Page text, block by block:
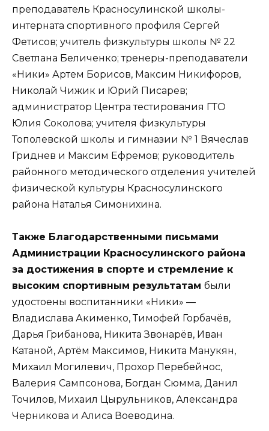
преподаватель Красносулинской школы-
интерната спортивного профиля Сергей
Фетисов; учитель физкультуры школы № 22
Светлана Беличенко; тренеры-преподаватели
«Ники» Артем Борисов, Максим Никифоров,
Николай Чижик и Юрий Писарев;
администратор Центра тестирования ГТО
Юлия Соколова; учителя физкультуры
Тополевской школы и гимназии № 1 Вячеслав
Гриднев и Максим Ефремов; руководитель
районного методического отделения учителей
физической культуры Красносулинского
района Наталья Симонихина.
Также Благодарственными письмами
Администрации Красносулинского района
за достижения в спорте и стремление к
высоким спортивным результатам были
удостоены воспитанники «Ники» —
Владислава Акименко, Тимофей Горбачёв,
Дарья Грибанова, Никита Звонарёв, Иван
Катаной, Артём Максимов, Никита Манукян,
Михаил Могилевич, Прохор Перебейнос,
Валерия Сампсонова, Богдан Сюмма, Данил
Точилов, Михаил Цырульников, Александра
Черникова и Алиса Воеводина.